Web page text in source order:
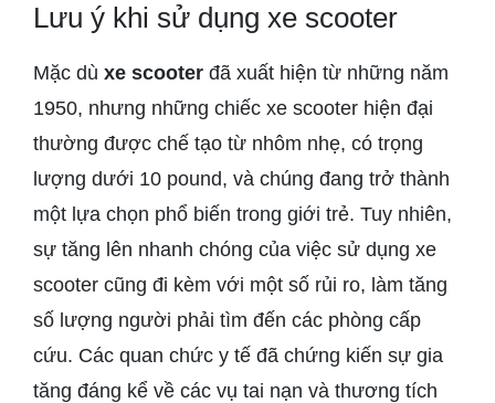
Lưu ý khi sử dụng xe scooter
Mặc dù xe scooter đã xuất hiện từ những năm
1950, nhưng những chiếc xe scooter hiện đại
thường được chế tạo từ nhôm nhẹ, có trọng
lượng dưới 10 pound, và chúng đang trở thành
một lựa chọn phổ biến trong giới trẻ. Tuy nhiên,
sự tăng lên nhanh chóng của việc sử dụng xe
scooter cũng đi kèm với một số rủi ro, làm tăng
số lượng người phải tìm đến các phòng cấp
cứu. Các quan chức y tế đã chứng kiến sự gia
tăng đáng kể về các vụ tai nạn và thương tích